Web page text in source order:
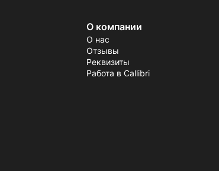
О компании
О нас
Отзывы
Реквизиты
Работа в Callibri